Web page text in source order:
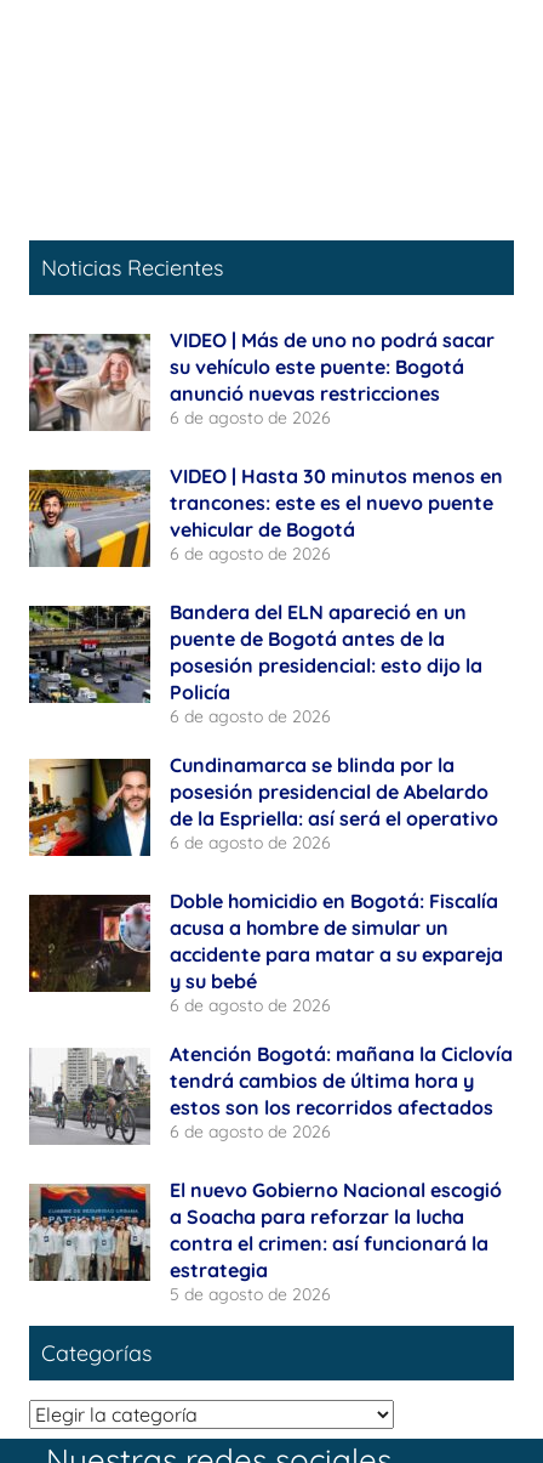
Noticias Recientes
VIDEO | Más de uno no podrá sacar
su vehículo este puente: Bogotá
anunció nuevas restricciones
6 de agosto de 2026
VIDEO | Hasta 30 minutos menos en
trancones: este es el nuevo puente
vehicular de Bogotá
6 de agosto de 2026
Bandera del ELN apareció en un
puente de Bogotá antes de la
posesión presidencial: esto dijo la
Policía
6 de agosto de 2026
Cundinamarca se blinda por la
posesión presidencial de Abelardo
de la Espriella: así será el operativo
6 de agosto de 2026
Doble homicidio en Bogotá: Fiscalía
acusa a hombre de simular un
accidente para matar a su expareja
y su bebé
6 de agosto de 2026
Atención Bogotá: mañana la Ciclovía
tendrá cambios de última hora y
estos son los recorridos afectados
6 de agosto de 2026
El nuevo Gobierno Nacional escogió
a Soacha para reforzar la lucha
contra el crimen: así funcionará la
estrategia
5 de agosto de 2026
Categorías
Categorías